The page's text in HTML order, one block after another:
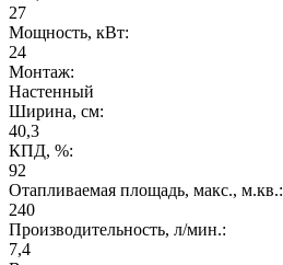
27
Мощность, кВт:
24
Монтаж:
Настенный
Ширина, см:
40,3
КПД, %:
92
Отапливаемая площадь, макс., м.кв.:
240
Производительность, л/мин.:
7,4